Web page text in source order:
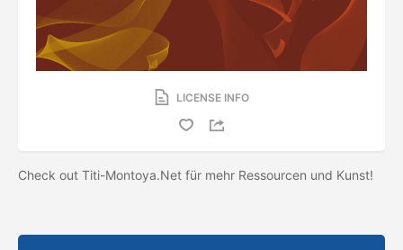
LICENSE INFO
Check out Titi-Montoya.Net für mehr Ressourcen und Kunst!